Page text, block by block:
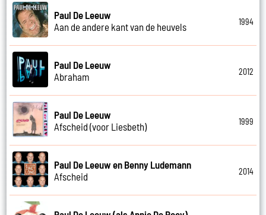
Paul De Leeuw
Aan de andere kant van de heuvels
1994
Paul De Leeuw
Abraham
2012
Paul De Leeuw
Afscheid (voor Liesbeth)
1999
Paul De Leeuw en Benny Ludemann
Afscheid
2014